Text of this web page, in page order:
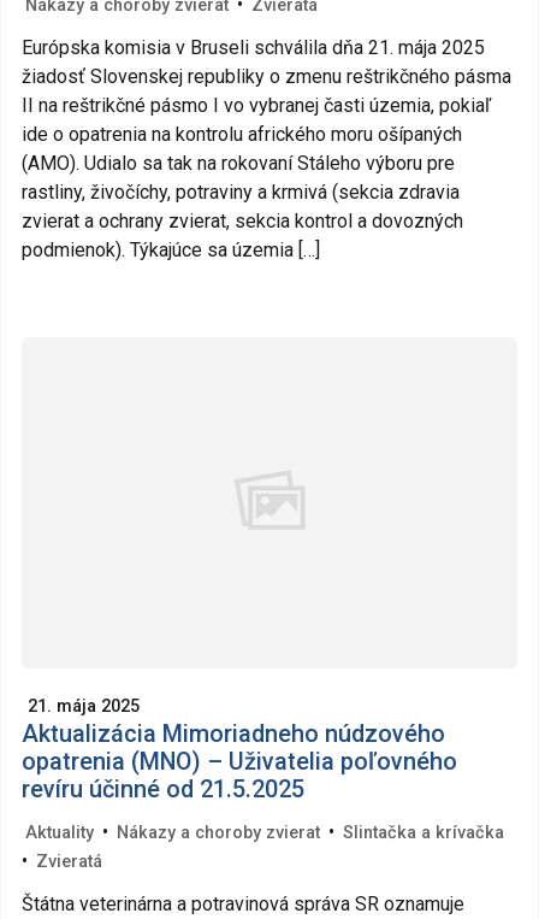
Nákazy a choroby zvierat Zvieratá
Európska komisia v Bruseli schválila dňa 21. mája 2025
žiadosť Slovenskej republiky o zmenu reštrikčného pásma
II na reštrikčné pásmo I vo vybranej časti územia, pokiaľ
ide o opatrenia na kontrolu afrického moru ošípaných
(AMO). Udialo sa tak na rokovaní Stáleho výboru pre
rastliny, živočíchy, potraviny a krmivá (sekcia zdravia
zvierat a ochrany zvierat, sekcia kontrol a dovozných
podmienok). Týkajúce sa územia […]
21. mája 2025
Aktualizácia Mimoriadneho núdzového
opatrenia (MNO) – Uživatelia poľovného
revíru účinné od 21.5.2025
Aktuality • Nákazy a choroby zvierat • Slintačka a krívačka
• Zvieratá
Štátna veterinárna a potravinová správa SR oznamuje